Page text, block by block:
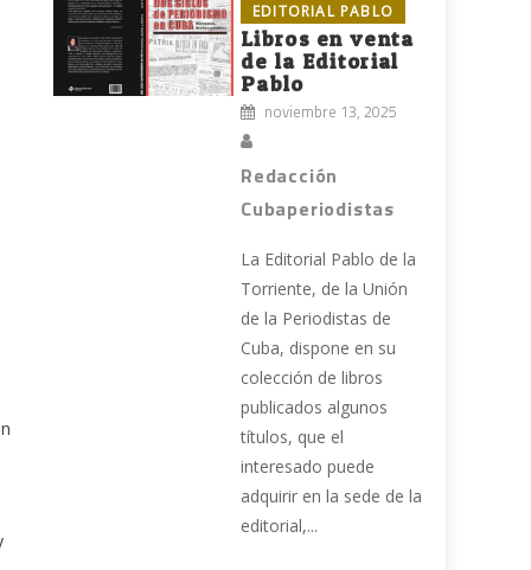
EDITORIAL PABLO
Libros en venta
de la Editorial
Pablo
noviembre 13, 2025
Redacción
Cubaperiodistas
La Editorial Pablo de la
Torriente, de la Unión
de la Periodistas de
Cuba, dispone en su
colección de libros
publicados algunos
títulos, que el
interesado puede
adquirir en la sede de la
editorial,...